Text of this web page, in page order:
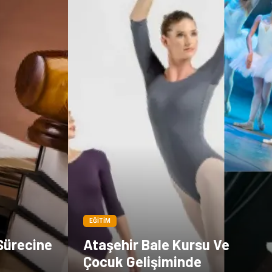
EĞITIM
Ataşehir Bale Kursu Ve
Çocuk Gelişiminde